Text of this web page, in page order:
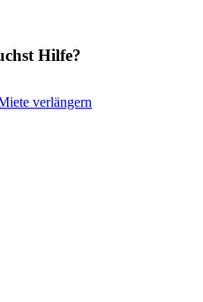
Hilfe?
verlängern